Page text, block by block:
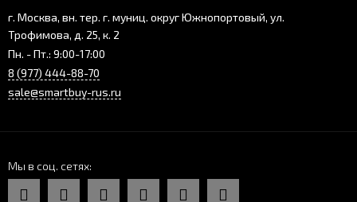
г. Москва, вн. тер. г. муниц. округ Южнопортовый, ул.
Трофимова, д. 25, к. 2
Пн. - Пт.: 9:00-17:00
8 (977) 444-88-70
sale@smartbuy-rus.ru
Мы в соц. сетях